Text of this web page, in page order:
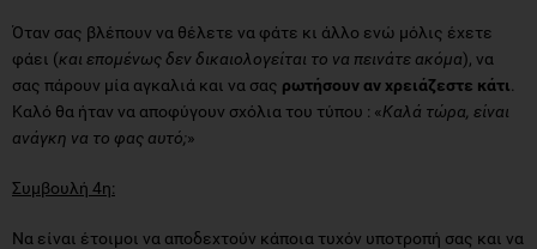
Όταν σας βλέπουν να θέλετε να φάτε κι άλλο ενώ μόλις έχετε
φάει (και επομένως δεν δικαιολογείται το να πεινάτε ακόμα), να
σας πάρουν μία αγκαλιά και να σας ρωτήσουν αν χρειάζεστε κάτι
Καλό θα ήταν να αποφύγουν σχόλια του τύπου : «Καλά τώρα, είναι
ανάγκη να το φας αυτό;»
Συμβουλή 4η:
Να είναι έτοιμοι να αποδεχτούν κάποια τυχόν υποτροπή σας και να